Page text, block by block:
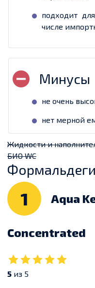
подходит
числе
не очень
нет мерной
Жидкости и
БИО WC
1 Aqua
Concentrated
5 из 5